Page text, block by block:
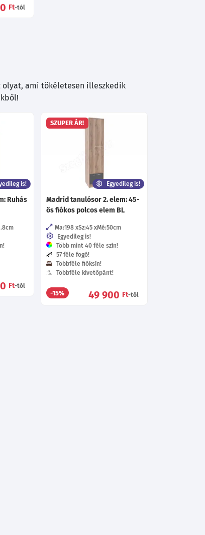
Ft-tól
olyat, ami tökéletesen illeszkedik
is!
Ruhás
cm
Ft-tól
SZUPER ÁR!
Egyedileg is!
Madrid tanulósor 2. elem: 45-
ös fiókos polcos elem BL
Ma:198 Sz:45 Mé:50cm
Egyedileg is!
Több mint 40 féle szín!
57 féle fogó!
Többféle fióksín!
Többféle kivetőpánt!
-15% 49 900 Ft-tól